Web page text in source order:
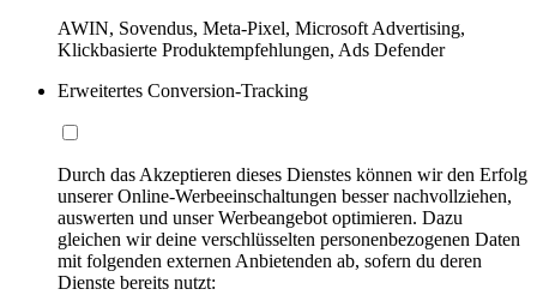
AWIN, Sovendus, Meta-Pixel, Microsoft Advertising,
Klickbasierte Produktempfehlungen, Ads Defender
Erweitertes Conversion-Tracking
Durch das Akzeptieren dieses Dienstes können wir den Erfolg
unserer Online-Werbeeinschaltungen besser nachvollziehen,
auswerten und unser Werbeangebot optimieren. Dazu
gleichen wir deine verschlüsselten personenbezogenen Daten
mit folgenden externen Anbietenden ab, sofern du deren
Dienste bereits nutzt: